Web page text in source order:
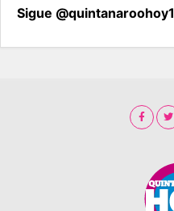
Sigue @quintanaroohoy1